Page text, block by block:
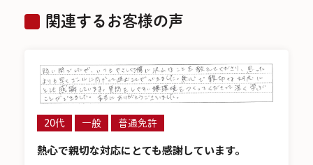
関連するお客様の声
20代 一般 普通免許
熱心で親切な対応にとても感謝しています。